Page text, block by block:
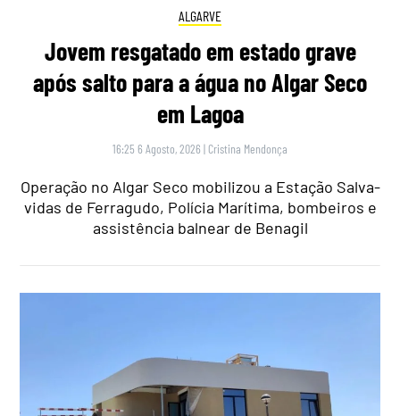
ALGARVE
Jovem resgatado em estado grave
após salto para a água no Algar Seco
em Lagoa
16:25 6 Agosto, 2026 | Cristina Mendonça
Operação no Algar Seco mobilizou a Estação Salva-
vidas de Ferragudo, Polícia Marítima, bombeiros e
assistência balnear de Benagil